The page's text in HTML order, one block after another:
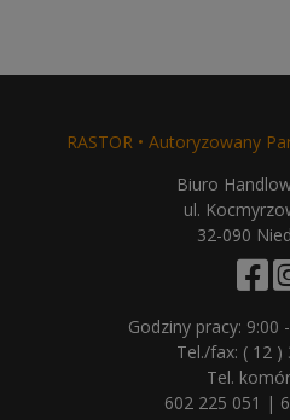
RASTOR • Autoryzowany
Biuro
ul.
32-090
Godziny pracy: 9:00
Tel./fax: ( 12 )
Tel.
602 225 051 |